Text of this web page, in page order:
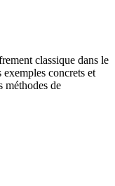
classique dans le
concrets et
méthodes de